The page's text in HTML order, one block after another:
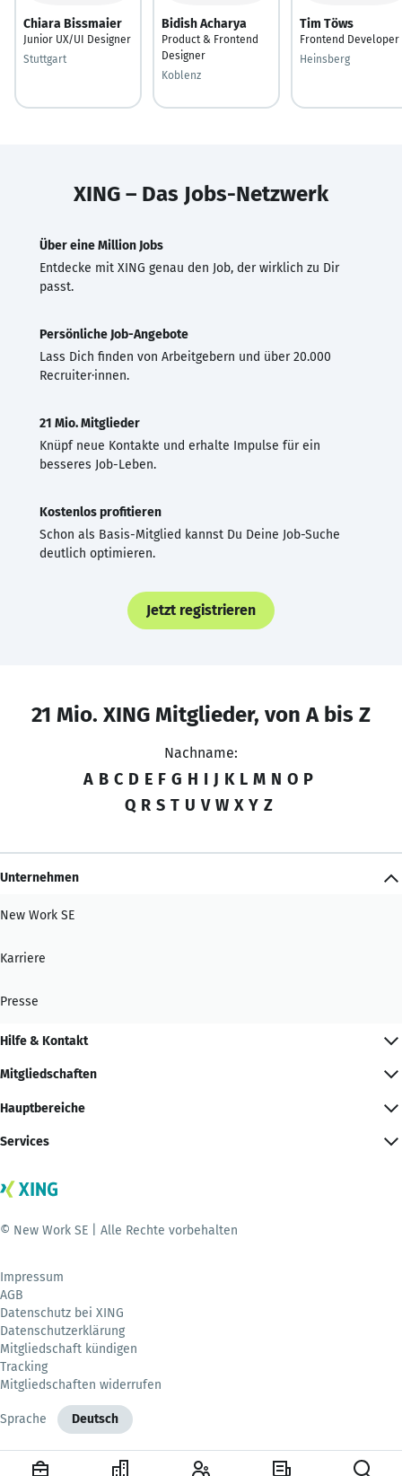
Chiara Bissmaier
Junior UX/UI Designer
Stuttgart
Bidish Acharya
Product & Frontend
Designer
Koblenz
Tim Töws
Frontend Developer
Heinsberg
XING – Das Jobs-Netzwerk
Über eine Million Jobs
Entdecke mit XING genau den Job, der wirklich zu Dir
passt.
Persönliche Job-Angebote
Lass Dich finden von Arbeitgebern und über 20.000
Recruiter·innen.
21 Mio. Mitglieder
Knüpf neue Kontakte und erhalte Impulse für ein
besseres Job-Leben.
Kostenlos profitieren
Schon als Basis-Mitglied kannst Du Deine Job-Suche
deutlich optimieren.
Jetzt registrieren
21 Mio. XING Mitglieder, von A bis Z
Nachname:
A B C D E F G H I J K L M N O P
Q R S T U V W X Y Z
Unternehmen
New Work SE
Karriere
Presse
Hilfe & Kontakt
Mitgliedschaften
Hauptbereiche
Services
© New Work SE | Alle Rechte vorbehalten
Impressum
AGB
Datenschutz bei XING
Datenschutzerklärung
Mitgliedschaft kündigen
Tracking
Mitgliedschaften widerrufen
Sprache Deutsch